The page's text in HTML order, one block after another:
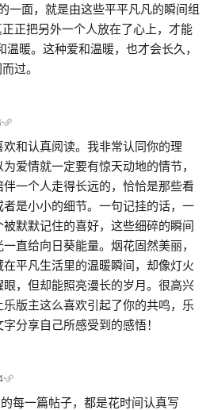
一面，就是由这些平平凡凡的瞬间组
正把另外一个人放在了心上，才能
暖。这种爱和温暖，也才会长久，
过。
·
和认真阅读。我非常认同你的理
爱情就一定要有惊天动地的情节，
一个人走得长远的，恰恰是那些看
是小小的细节。一句记挂的话，一
默默记住的喜好，这些细碎的瞬间
直给向日葵能量。烟花固然美丽，
平凡生活里的温暖瞬间，却像灯火
，但却能照亮漫长的岁月。很高兴
版主这么喜欢引起了你的共鸣，乐
分享自己所感受到的感悟！
·
每一篇帖子，都是花时间认真写